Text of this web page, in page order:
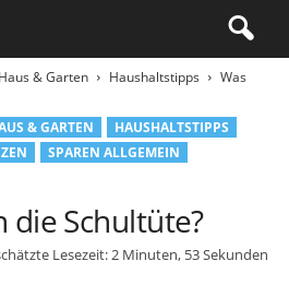
& Garten Haushaltstipps
Was
& GARTEN
HAUSHALTSTIPPS
SPAREN ALLGEMEIN
Schultüte?
Lesezeit: 2 Minuten, 53 Sekunden